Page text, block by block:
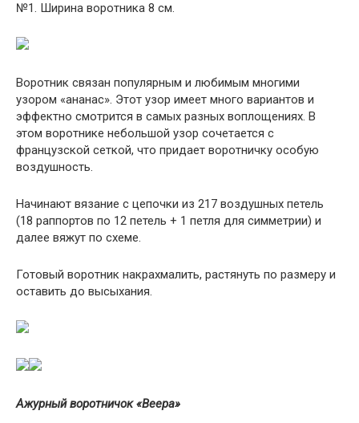
№1. Ширина воротника 8 см.
Воротник связан популярным и любимым многими
узором «ананас». Этот узор имеет много вариантов и
эффектно смотрится в самых разных воплощениях. В
этом воротнике небольшой узор сочетается с
французской сеткой, что придает воротничку особую
воздушность.
Начинают вязание с цепочки из 217 воздушных петель
(18 раппортов по 12 петель + 1 петля для симметрии) и
далее вяжут по схеме.
Готовый воротник накрахмалить, растянуть по размеру и
оставить до высыхания.
Ажурный воротничок «Веера»